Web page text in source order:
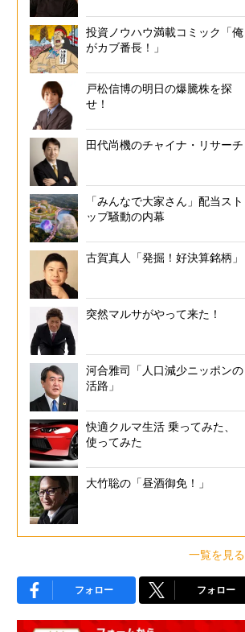
投資ノウハウ満載コミック「俺
がカブ番長！」
戸松信博の明日の爆騰株を探
せ！
田代尚機のチャイナ・リサーチ
「みんなで大家さん」配当スト
ップ騒動の内幕
古賀真人「発掘！好決算銘柄」
突然マルサがやって来た！
河合雅司「人口減少ニッポンの
活路」
快適クルマ生活 乗ってみた、
使ってみた
大竹聡の「昼酒御免！」
一覧を見る
フォロー フォロー